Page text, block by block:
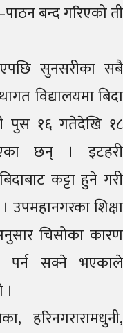
बन्द गरिएको ती
सुनसरीका सबै
विद्यालयमा बिदा
पुस १६ गतेदेखि १८
छन् । इटहरी
कट्टा हुने गरी
उपमहानगरका शिक्षा
चिसोका कारण
पर्न सक्ने भएकाले
हरिनगरारामधुनी,